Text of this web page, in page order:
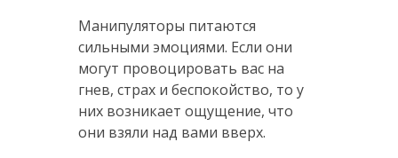
Манипуляторы питаются
сильными эмоциями. Если они
могут провоцировать вас на
гнев, страх и беспокойство, то у
них возникает ощущение, что
они взяли над вами вверх.